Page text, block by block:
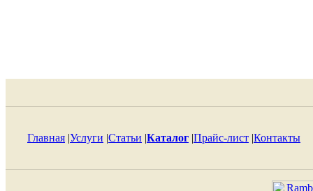
Главная |Услуги |Статьи |Каталог |Прайс-лист |Контакты